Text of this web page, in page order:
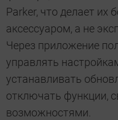
Parker, что делает их
аксессуаром, а не
Через приложение
управлять
устанавливать
отключать функции,
возможностями.